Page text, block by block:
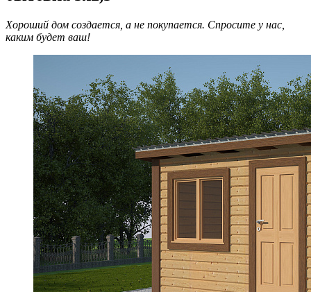
Хороший дом создается, а не покупается. Спросите у нас,
каким будет ваш!